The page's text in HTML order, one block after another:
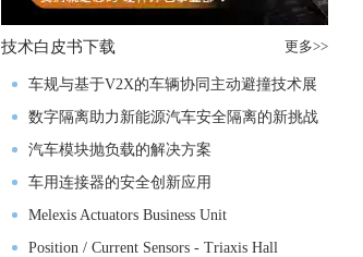
技术白皮书下载 更多>>
车规与基于V2X的车辆协同主动避撞技术展
望
数字隔离助力新能源汽车安全隔离的新挑战
汽车模块抛负载的解决方案
车用连接器的安全创新应用
Melexis Actuators Business Unit
Position / Current Sensors - Triaxis Hall